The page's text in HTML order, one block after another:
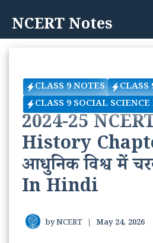
content
NCERT Notes
CLASS 9 NOTES
CLASS
CLASS 9 SOCIAL SCIENCE
2024-25
History
आधुनिक विश्व में
In Hindi
byNCERT | May 24, 2026